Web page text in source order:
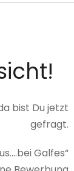
bist Du jetzt
gefragt.
Galfes“